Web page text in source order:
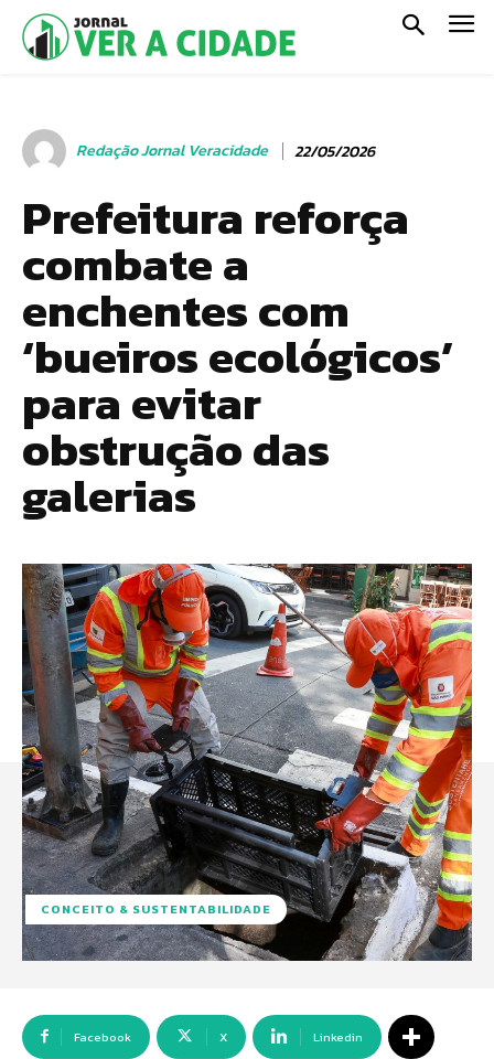
Redação Jornal Veracidade 22/05/2026
Prefeitura reforça
combate a
enchentes com
‘bueiros ecológicos’
para evitar
obstrução das
galerias
CONCEITO & SUSTENTABILIDADE
Facebook X Linkedin